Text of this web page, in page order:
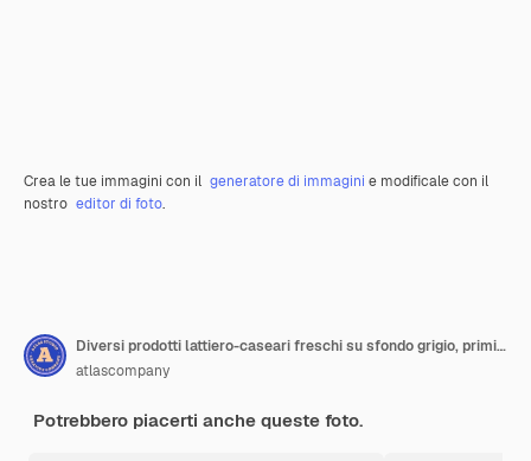
Crea le tue immagini con il generatore di immagini e modificale con il
nostro editor di foto.
Diversi prodotti lattiero-caseari freschi su sfondo grigio, primi piani
atlascompany
Potrebbero piacerti anche queste foto.